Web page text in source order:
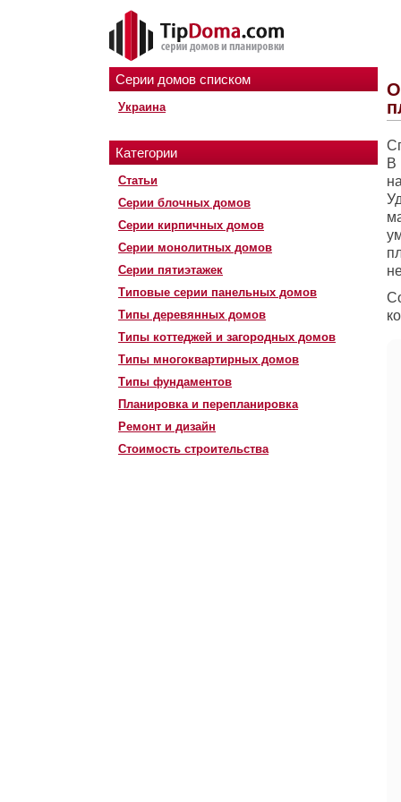
Серии домов списком
Украина
Категории
Статьи
Серии блочных домов
Серии кирпичных домов
Серии монолитных домов
Серии пятиэтажек
Типовые серии панельных домов
Типы деревянных домов
Типы коттеджей и загородных домов
Типы многоквартирных домов
Типы фундаментов
Планировка и перепланировка
Ремонт и дизайн
Стоимость строительства
В